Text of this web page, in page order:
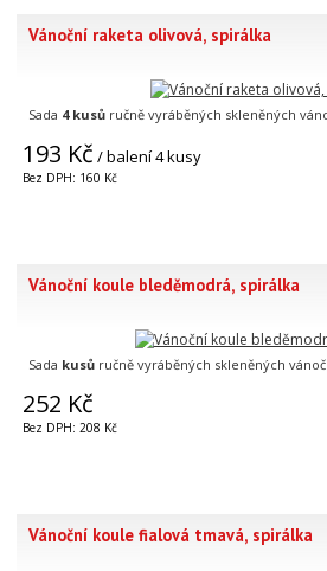
Vánoční raketa olivová, spirálka
Sada 4 kusů ručně vyráběných skleněných
193 Kč / balení 4 kusy
Bez DPH: 160 Kč
Vánoční koule bleděmodrá, spirálka
Sada kusů ručně vyráběných skleněných
252 Kč
Bez DPH: 208 Kč
Vánoční koule fialová tmavá, spirálka